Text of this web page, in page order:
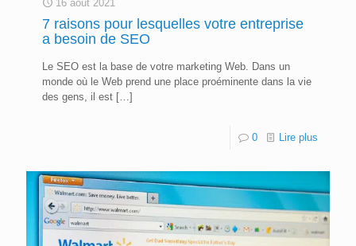
16 août 2021
7 raisons pour lesquelles votre entreprise
a besoin de SEO
Le SEO est la base de votre marketing Web. Dans un
monde où le Web prend une place proéminente dans la vie
des gens, il est […]
0 Lire plus